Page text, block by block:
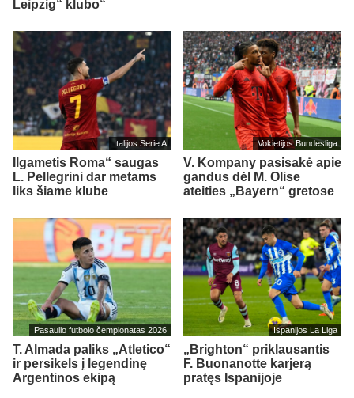
Leipzig“ klubo“
Italijos Serie A
Ilgametis Roma“ saugas
L. Pellegrini dar metams
liks šiame klube
Vokietijos Bundesliga
V. Kompany pasisakė apie
gandus dėl M. Olise
ateities „Bayern“ gretose
Pasaulio futbolo čempionatas 2026
T. Almada paliks „Atletico“
ir persikels į legendinę
Argentinos ekipą
Ispanijos La Liga
„Brighton“ priklausantis
F. Buonanotte karjerą
pratęs Ispanijoje